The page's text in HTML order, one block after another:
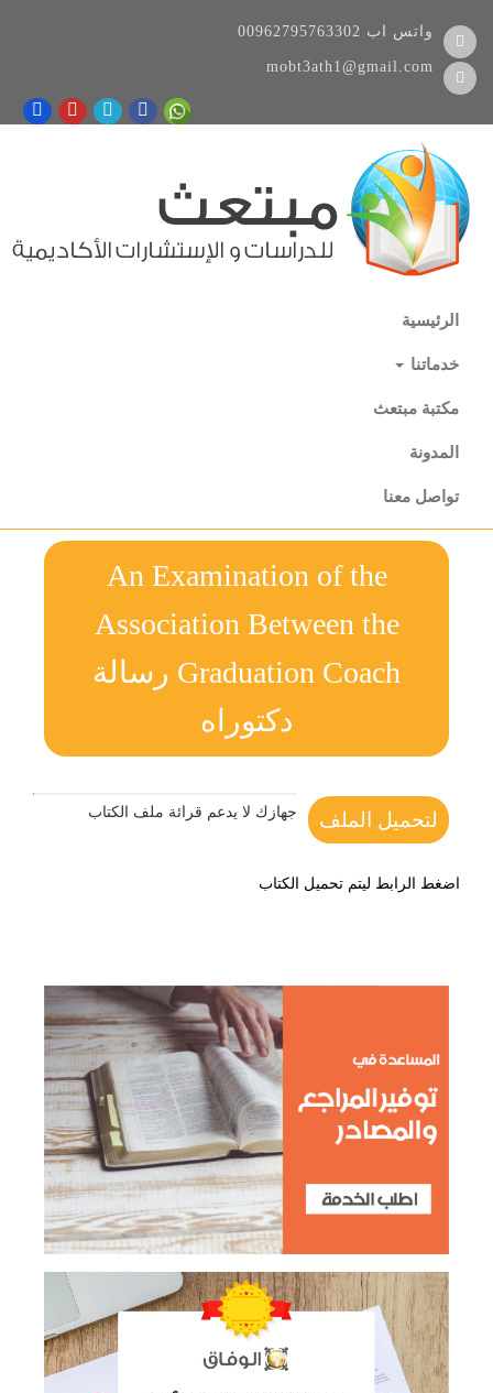
00962795763302 واتس اب
mobt3ath1@gmail.com
الرئيسية
خدماتنا
مكتبة مبتعث
المدونة
تواصل معنا
An Examination of the
Association Between the
Graduation Coach رسالة
دكتوراه
لتحميل الملف جهازك لا يدعم قرائة ملف الكتاب
اضغط الرابط ليتم تحميل الكتاب